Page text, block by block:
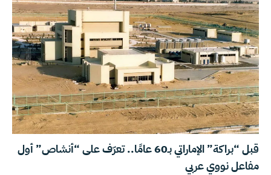
قبل “براكة” الإماراتي بـ60 عامًا.. تعرّف على “أنشاص” أول
مفاعل نووي عربي